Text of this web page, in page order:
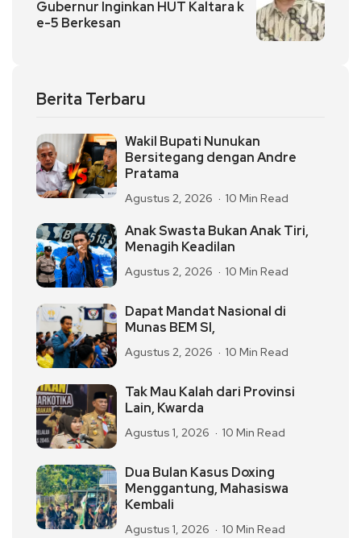
Gubernur Inginkan HUT Kaltara k
e-5 Berkesan
Berita Terbaru
Wakil Bupati Nunukan
Bersitegang dengan Andre
Pratama
Agustus 2, 2026 10 Min Read
Anak Swasta Bukan Anak Tiri,
Menagih Keadilan
Agustus 2, 2026 10 Min Read
Dapat Mandat Nasional di
Munas BEM SI,
Agustus 2, 2026 10 Min Read
Tak Mau Kalah dari Provinsi
Lain, Kwarda
Agustus 1, 2026 10 Min Read
Dua Bulan Kasus Doxing
Menggantung, Mahasiswa
Kembali
Agustus 1, 2026 10 Min Read